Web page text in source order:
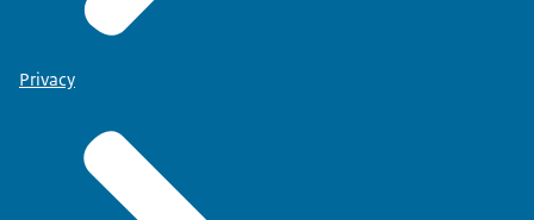
Privacy